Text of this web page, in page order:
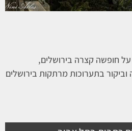
חופשה קצרה בירושלים,
בתערוכות מרתקות בירושלים